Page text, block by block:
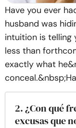
Have you ever
husband was
intuition is telling
less than
exactly what
2. ¿Con qué
excusas que